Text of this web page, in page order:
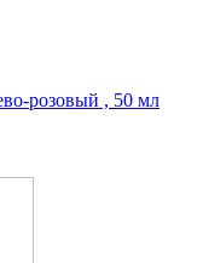
розовый , 50 мл